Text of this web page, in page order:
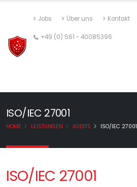
Jobs Über uns Kontakt
+49 (0) 561 - 40085396
ISO/IEC 27001
HOME LEISTUNGEN AUDITS ISO/IEC 27001
ISO/IEC 27001